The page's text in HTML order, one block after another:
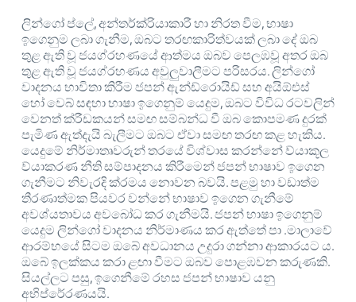
ලින්ගෝ ප්ලේ, අන්තර්ක්රියාකාරී හා නිරත වීම, භාෂා
ඉගෙනුම ලබා ගැනීම, ඔබට තරඟකාරිත්වයක් ලබා දේ ඔබ
තුළ ඇති වූ ජයග්රහණයේ ආත්මය ඔබව පෙලඹවූ අතර ඔබ
තුළ ඇති වූ ජයග්රහණය අවුලුවාලීමට පරිසරය. ලින්ගෝ
වාදනය භාවිතා කිරීම ජපන් ඇන්ඩ්රොයිඩ් සහ අයිඕඑස්
හෝ වෙබ් සඳහා භාෂා ඉගෙනුම් යෙදුම, ඔබට විවිධ රටවලින්
වෙනත් ක්රීඩකයන් සමඟ සම්බන්ධ වී ඔබ කොපමණ දුරක්
පැමිණ ඇත්දැයි බැලීමට ඔබට ඒවා සමඟ තරඟ කළ හැකිය.
යෙදුමේ නිර්මාතෘවරුන් තරයේ විශ්වාස කරන්නේ ව්යාකූල
ව්යාකරණ නීති සම්පාදනය කිරීමෙන් ජපන් භාෂාව ඉගෙන
ගැනීමට නිවැරදි ක්රමය නොවන බවයි. පළමු හා වඩාත්ම
තීරණාත්මක පියවර වන්නේ භාෂාව ඉගෙන ගැනීමේ
අවශ්යතාවය අවබෝධ කර ගැනීමයි. ජපන් භාෂා ඉගෙනුම්
යෙදුම ලින්ගෝ වාදනය නිර්මාණය කර ඇත්තේ පා .මාලාවේ
ආරම්භයේ සිටම ඔබේ අවධානය උදුරා ගන්නා ආකාරයට ය.
ඔබේ ඉලක්කය කරා ළඟා වීමට ඔබව පොළඹවන කරුණකි.
සියල්ලට පසු, ඉගෙනීමේ රහස ජපන් භාෂාව යනු
අභිප්රේරණයයි.